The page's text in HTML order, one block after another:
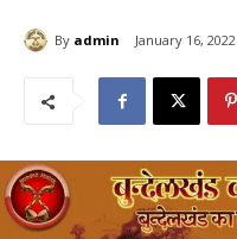
By admin January 16, 2022